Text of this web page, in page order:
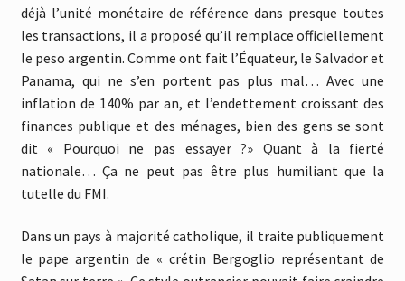
déjà l’unité monétaire de référence dans presque toutes
les transactions, il a proposé qu’il remplace officiellement
le peso argentin. Comme ont fait l’Équateur, le Salvador et
Panama, qui ne s’en portent pas plus mal… Avec une
inflation de 140% par an, et l’endettement croissant des
finances publique et des ménages, bien des gens se sont
dit « Pourquoi ne pas essayer ?» Quant à la fierté
nationale… Ça ne peut pas être plus humiliant que la
tutelle du FMI.
Dans un pays à majorité catholique, il traite publiquement
le pape argentin de « crétin Bergoglio représentant de